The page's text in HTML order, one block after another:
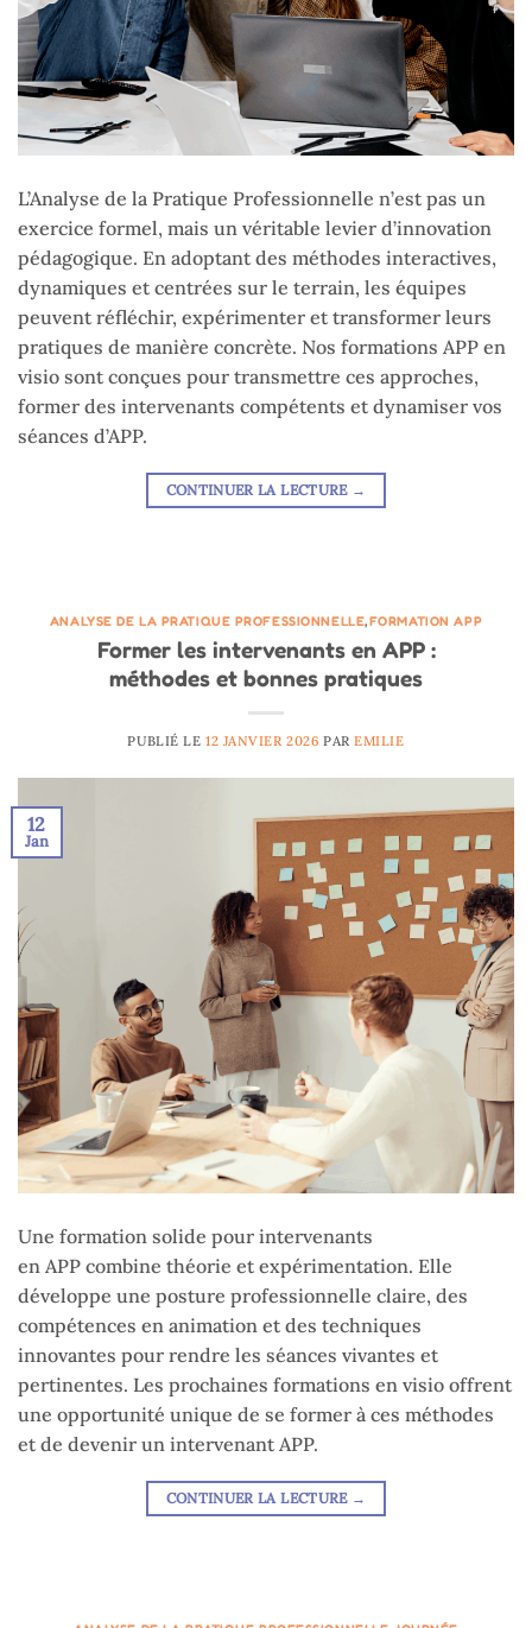
L’Analyse de la Pratique Professionnelle n’est pas un
exercice formel, mais un véritable levier d’innovation
pédagogique. En adoptant des méthodes interactives,
dynamiques et centrées sur le terrain, les équipes
peuvent réfléchir, expérimenter et transformer leurs
pratiques de manière concrète. Nos formations APP en
visio sont conçues pour transmettre ces approches,
former des intervenants compétents et dynamiser vos
séances d’APP.
CONTINUER LA LECTURE →
ANALYSE DE LA PRATIQUE PROFESSIONNELLE,FORMATION APP
Former les intervenants en APP :
méthodes et bonnes pratiques
PUBLIÉ LE 12 JANVIER 2026 PAREMILIE
12
Jan
Une formation solide pour intervenants
en APP combine théorie et expérimentation. Elle
développe une posture professionnelle claire, des
compétences en animation et des techniques
innovantes pour rendre les séances vivantes et
pertinentes. Les prochaines formations en visio offrent
une opportunité unique de se former à ces méthodes
et de devenir un intervenant APP.
CONTINUER LA LECTURE →